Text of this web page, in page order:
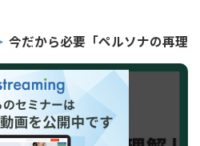
今だから必要「ペルソナの再
なりました。